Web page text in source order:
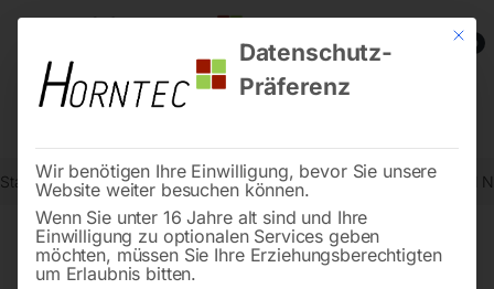
0
Start Metallbearbeitung Bohr- und Fräszubehör Schraubenrad
Mit
Datenschutz-
Präferenz
Wir benötigen Ihre Einwilligung, bevor Sie unsere
Website weiter besuchen können.
Wenn Sie unter 16 Jahre alt sind und Ihre
Einwilligung zu optionalen Services geben
möchten, müssen Sie Ihre Erziehungsberechtigten
um Erlaubnis bitten.